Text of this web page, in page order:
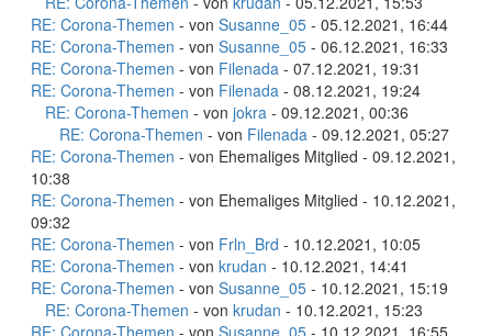
RE: Corona-Themen - von Susanne_05 - 05.12.2021, 16:44
RE: Corona-Themen - von Susanne_05 - 06.12.2021, 16:33
RE: Corona-Themen - von Filenada - 07.12.2021, 19:31
RE: Corona-Themen - von Filenada - 08.12.2021, 19:24
RE: Corona-Themen - von jokra - 09.12.2021, 00:36
RE: Corona-Themen - von Filenada - 09.12.2021, 05:27
RE: Corona-Themen - von Ehemaliges Mitglied - 09.12.2021,
10:38
RE: Corona-Themen - von Ehemaliges Mitglied - 10.12.2021,
09:32
RE: Corona-Themen - von Frln_Brd - 10.12.2021, 10:05
RE: Corona-Themen - von krudan - 10.12.2021, 14:41
RE: Corona-Themen - von Susanne_05 - 10.12.2021, 15:19
RE: Corona-Themen - von krudan - 10.12.2021, 15:23
RE: Corona-Themen - von Susanne_05 - 10.12.2021, 16:55